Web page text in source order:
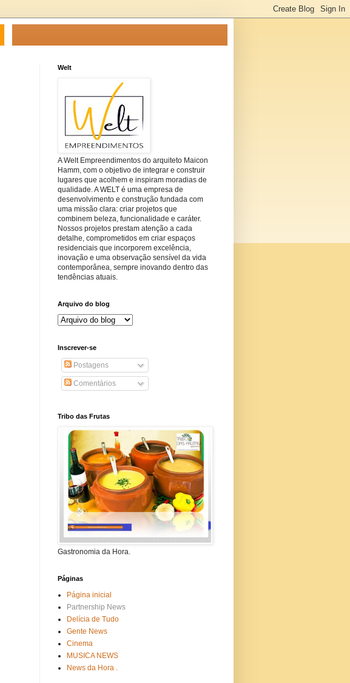
Welt
A Welt Empreendimentos do arquiteto Maicon
Hamm, com o objetivo de integrar e construir
lugares que acolhem e inspiram moradias de
qualidade. A WELT é uma empresa de
desenvolvimento e construção fundada com
uma missão clara: criar projetos que
combinem beleza, funcionalidade e caráter.
Nossos projetos prestam atenção a cada
detalhe, comprometidos em criar espaços
residenciais que incorporem excelência,
inovação e uma observação sensível da vida
contemporânea, sempre inovando dentro das
tendências atuais.
Arquivo do blog
Inscrever-se
Postagens
Comentários
Tribo das Frutas
Gastronomia da Hora.
Páginas
Página inicial
Partnership News
Delícia de Tudo
Gente News
Cinema
MUSICA NEWS
News da Hora .